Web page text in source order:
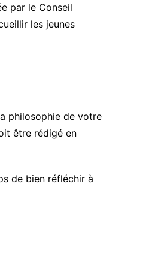
par le Conseil
les jeunes
philosophie de votre
être rédigé en
de bien réfléchir à